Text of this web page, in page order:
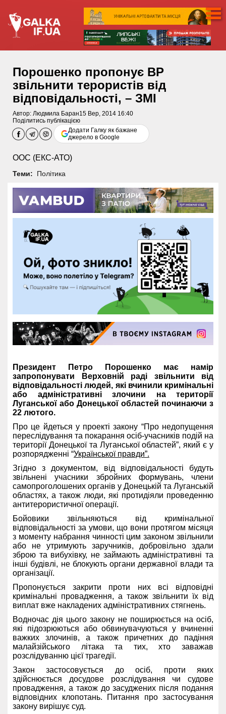
Порошенко пропонує ВР
звільнити терористів від
відповідальності, – ЗМІ
Автор: Людмила Баран15 Вер, 2014 16:40
Поділитись публікацією
Додати Галку як бажане
джерело в Google
ООС (ЕКС-АТО)
Теми: Політика
Президент Петро Порошенко має намір
запропонувати Верховній раді звільнити від
відповідальності людей, які вчинили кримінальні
або адміністративні злочини на території
Луганської або Донецької областей починаючи з
22 лютого.
Про це йдеться у проекті закону “Про недопущення
переслідування та покарання осіб-учасників подій на
території Донецької та Луганської областей”, який є у
розпорядженні “Української правди”.
Згідно з документом, від відповідальності будуть
звільнені учасники збройних формувань, члени
самопроголошених органів у Донецькій та Луганській
областях, а також люди, які протидіяли проведенню
антитерористичної операції.
Бойовики звільняються від кримінальної
відповідальності за умови, що вони протягом місяця
з моменту набрання чинності цим законом звільнили
або не утримують заручників, добровільно здали
зброю та вибухівку, не займають адміністративні та
інші будівлі, не блокують органи державної влади та
організації.
Пропонується закрити проти них всі відповідні
кримінальні провадження, а також звільнити їх від
виплат вже накладених адміністративних стягнень.
Водночас дія цього закону не поширюється на осіб,
які підозрюються або обвинувачуються у вчиненні
важких злочинів, а також причетних до падіння
малайзійського літака та тих, хто заважав
розслідуванню цієї трагедії.
Закон застосовується до осіб, проти яких
здійснюється досудове розслідування чи судове
провадження, а також до засуджених після подання
відповідних клопотань. Питання про застосування
закону вирішує суд.